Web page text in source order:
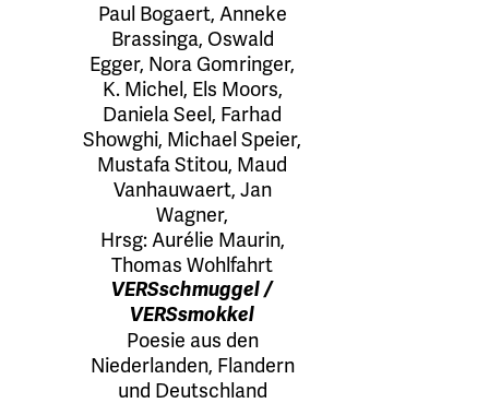
Paul Bogaert, Anneke
Brassinga, Oswald
Egger, Nora Gomringer,
K. Michel, Els Moors,
Daniela Seel, Farhad
Showghi, Michael Speier,
Mustafa Stitou, Maud
Vanhauwaert, Jan
Wagner,
Hrsg:Aurélie Maurin,
Thomas Wohlfahrt
VERSschmuggel /
VERSsmokkel
Poesie aus den
Niederlanden, Flandern
und Deutschland